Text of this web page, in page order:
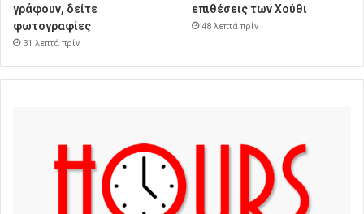
γράφουν, δείτε
φωτογραφίες
31 λεπτά πρίν
επιθέσεις των Χούθι
48 λεπτά πρίν